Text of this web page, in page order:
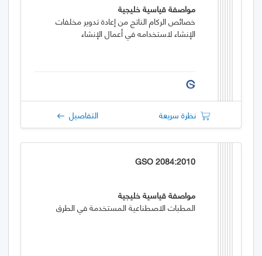
مواصفة قياسية خليجية
خصائص الركام الناتج من إعادة تدوير مخلفات
الإنشاء لاستخدامه في أعمال الإنشاء
نظرة سريعة التفاصيل
GSO 2084:2010
مواصفة قياسية خليجية
المطبات الاصطناعية المستخدمة في الطرق